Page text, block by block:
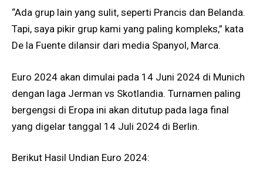
“Ada grup lain yang sulit, seperti Prancis dan Belanda.
Tapi, saya pikir grup kami yang paling kompleks,” kata
De la Fuente dilansir dari media Spanyol, Marca.
Euro 2024 akan dimulai pada 14 Juni 2024 di Munich
dengan laga Jerman vs Skotlandia. Turnamen paling
bergengsi di Eropa ini akan ditutup pada laga final
yang digelar tanggal 14 Juli 2024 di Berlin.
Berikut Hasil Undian Euro 2024: